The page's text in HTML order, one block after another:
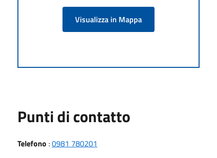
Visualizza in Mappa
Punti di contatto
Telefono :0981 780201